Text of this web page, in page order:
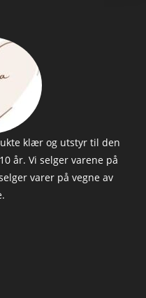
klær og utstyr til den
år. Vi selger varene på
varer på vegne av